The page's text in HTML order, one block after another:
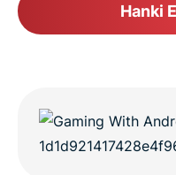
Hanki